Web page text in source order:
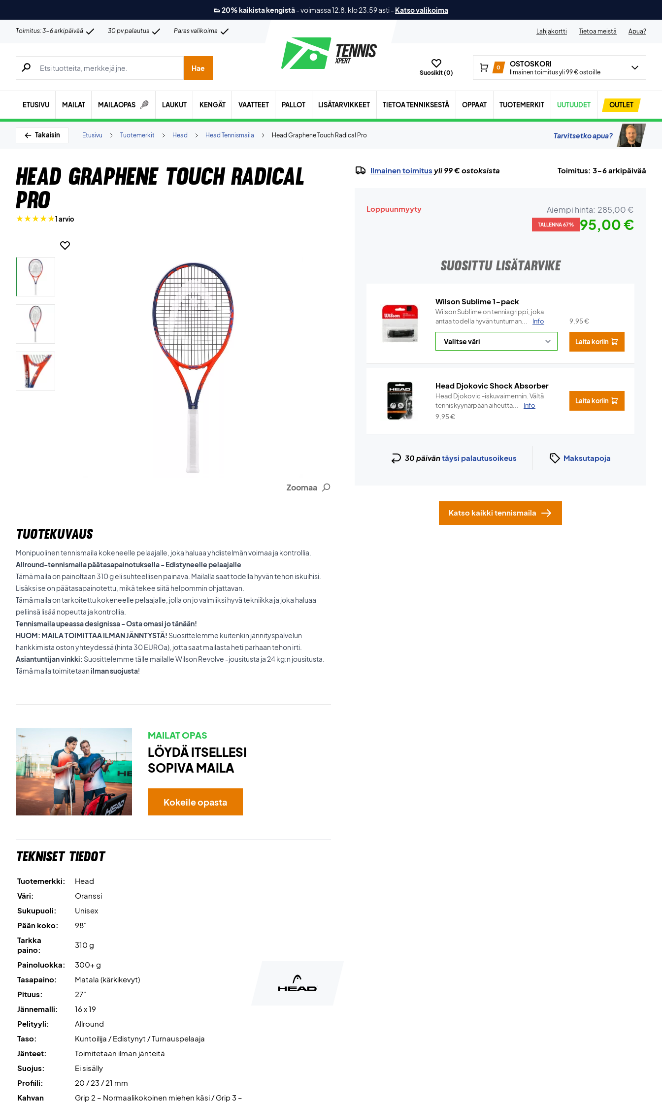
👟 20% kaikista kengistä-voimassa 12.8. klo 23.59 asti- Katso valikoima
Toimitus: 3-6 arkipäivää 30 pv palautus Paras valikoima Lahjakortti Tietoa meistä Apua?
Hae tuotteita, merkkejä jne.
Hae
Suosikit (0)
0 OSTOSKORI
Ilmainen toimitus yli 99 € ostoille
ETUSIVU MAILAT MAILAOPAS LAUKUT KENGÄT VAATTEET PALLOT LISÄTARVIKKEET TIETOA TENNIKSESTÄ OPPAAT TUOTEMERKIT UUTUUDET OUTLET
Takaisin Head Graphene Touch Radical Pro
Head Tennismaila
Head
Tuotemerkit
Etusivu Tarvitsetko apua?
Head Graphene Touch Radical
Pro
1 arvio
Zoomaa
TUOTEKUVAUS
Monipuolinen tennismaila kokeneelle pelaajalle, joka haluaa yhdistelmän voimaa ja kontrollia.
Allround-tennismaila päätasapainotuksella - Edistyneelle pelaajalle
Tämä maila on painoltaan 310 g eli suhteellisen painava. Mailalla saat todella hyvän tehon iskuihisi.
Lisäksi se on päätasapainotettu, mikä tekee siitä helpommin ohjattavan.
Tämä maila on tarkoitettu kokeneelle pelaajalle, jolla on jo valmiiksi hyvä tekniikka ja joka haluaa
peliinsä lisää nopeutta ja kontrollia.
Tennismaila upeassa designissa - Osta omasi jo tänään!
HUOM: MAILA TOIMITTAA ILMAN JÄNNTYSTÄ! Suosittelemme kuitenkin jännityspalvelun
hankkimista oston yhteydessä (hinta 30 EUROa), jotta saat mailasta heti parhaan tehon irti.
Asiantuntijan vinkki: Suosittelemme tälle mailalle Wilson Revolve -jousitusta ja 24 kg:n jousitusta.
Tämä maila toimitetaanilman suojusta!
MAILAT OPAS
LÖYDÄ ITSELLESI
SOPIVA MAILA
Kokeile opasta
Tekniset tiedot
Tuotemerkki:
Head
Väri:
Oranssi
Sukupuoli:
Unisex
Pään koko:
98"
Tarkka
paino:
310 g
Painoluokka:
300+ g
Tasapaino:
Matala (kärkikevyt)
Pituus:
27"
Jännemalli:
16 x 19
Pelityyli:
Allround
Taso:
Kuntoilija / Edistynyt / Turnauspelaaja
Jänteet:
Toimitetaan ilman jänteitä
Suojus:
Ei sisälly
Profiili:
20 / 23 / 21 mm
Kahvan
Grip 2 – Normaalikokoinen miehen käsi / Grip 3 –
Ilmainen toimitus yli 99 € ostoksista Toimitus: 3-6 arkipäivää
Loppuunmyyty Aiempi hinta: 285,00 €
TALLENNA 67% 95,00 €
SUOSITTU LISÄTARVIKE
Wilson Sublime 1-pack
Wilson Sublime on tennisgrippi, joka
antaa todella hyvän tuntuman...
Info 9,95€
Laita koriin
Head Djokovic Shock Absorber
Head Djokovic -iskuvaimennin. Vältä
tenniskyynärpään aiheutta...
Info
9,95€
Laita koriin
30 päiväntäysi palautusoikeus Maksutapoja
Katso kaikki tennismaila